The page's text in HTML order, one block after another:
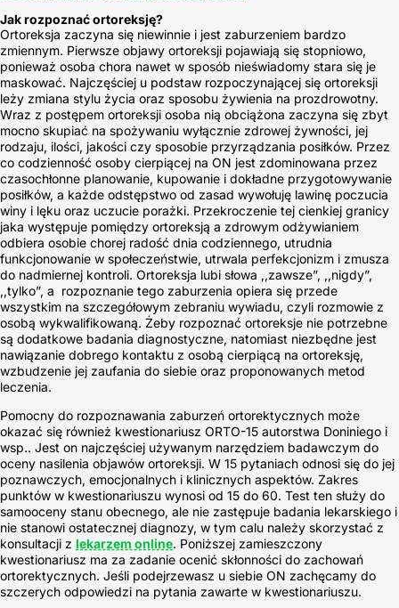
Jak rozpoznać ortoreksję?
Ortoreksja zaczyna się niewinnie i jest zaburzeniem bardzo
zmiennym. Pierwsze objawy ortoreksji pojawiają się stopniowo,
ponieważ osoba chora nawet w sposób nieświadomy stara się je
maskować. Najczęściej u podstaw rozpoczynającej się ortoreksji
leży zmiana stylu życia oraz sposobu żywienia na prozdrowotny.
Wraz z postępem ortoreksji osoba nią obciążona zaczyna się zbyt
mocno skupiać na spożywaniu wyłącznie zdrowej żywności, jej
rodzaju, ilości, jakości czy sposobie przyrządzania posiłków. Przez
co codzienność osoby cierpiącej na ON jest zdominowana przez
czasochłonne planowanie, kupowanie i dokładne przygotowywanie
posiłków, a każde odstępstwo od zasad wywołuję lawinę poczucia
winy i lęku oraz uczucie porażki. Przekroczenie tej cienkiej granicy
jaka występuje pomiędzy ortoreksją a zdrowym odżywianiem
odbiera osobie chorej radość dnia codziennego, utrudnia
funkcjonowanie w społeczeństwie, utrwala perfekcjonizm i zmusza
do nadmiernej kontroli. Ortoreksja lubi słowa ,,zawsze”, ,,nigdy”,
,,tylko”, a rozpoznanie tego zaburzenia opiera się przede
wszystkim na szczegółowym zebraniu wywiadu, czyli rozmowie z
osobą wykwalifikowaną. Żeby rozpoznać ortoreksje nie potrzebne
są dodatkowe badania diagnostyczne, natomiast niezbędne jest
nawiązanie dobrego kontaktu z osobą cierpiącą na ortoreksję,
wzbudzenie jej zaufania do siebie oraz proponowanych metod
leczenia.
Pomocny do rozpoznawania zaburzeń ortorektycznych może
okazać się również kwestionariusz ORTO-15 autorstwa Doniniego i
wsp.. Jest on najczęściej używanym narzędziem badawczym do
oceny nasilenia objawów ortoreksji. W 15 pytaniach odnosi się do jej
poznawczych, emocjonalnych i klinicznych aspektów. Zakres
punktów w kwestionariuszu wynosi od 15 do 60. Test ten służy do
samooceny stanu obecnego, ale nie zastępuje badania lekarskiego i
nie stanowi ostatecznej diagnozy, w tym calu należy skorzystać z
konsultacji z lekarzem online. Poniższej zamieszczony
kwestionariusz ma za zadanie ocenić skłonności do zachowań
ortorektycznych. Jeśli podejrzewasz u siebie ON zachęcamy do
szczerych odpowiedzi na pytania zawarte w kwestionariuszu.